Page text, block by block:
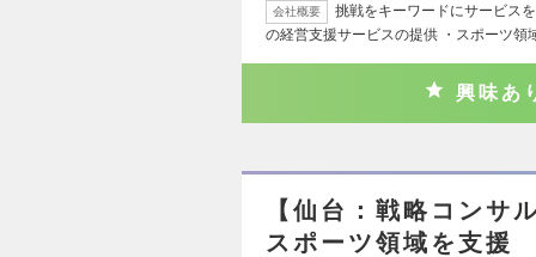
会社概要
挑戦をキーワードにサービス
の経営支援サービスの提供 ・スポーツ
興味あ
【仙台：戦略コンサ
スポーツ領域を支援